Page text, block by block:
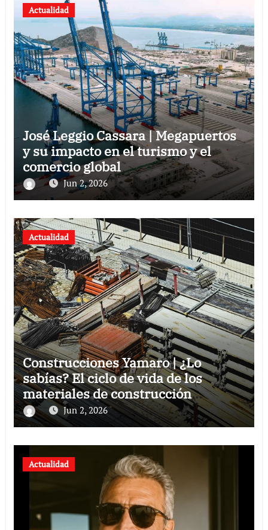
Actualidad
José Leggio Cassara | Megapuertos
y su impacto en el turismo y el
comercio global
Jun 2, 2026
Actualidad
Construcciones Yamaro | ¿Lo
sabías? El ciclo de vida de los
materiales de construcción
revoluciona eficiencia en proyectos
modernos
Jun 2, 2026
Actualidad